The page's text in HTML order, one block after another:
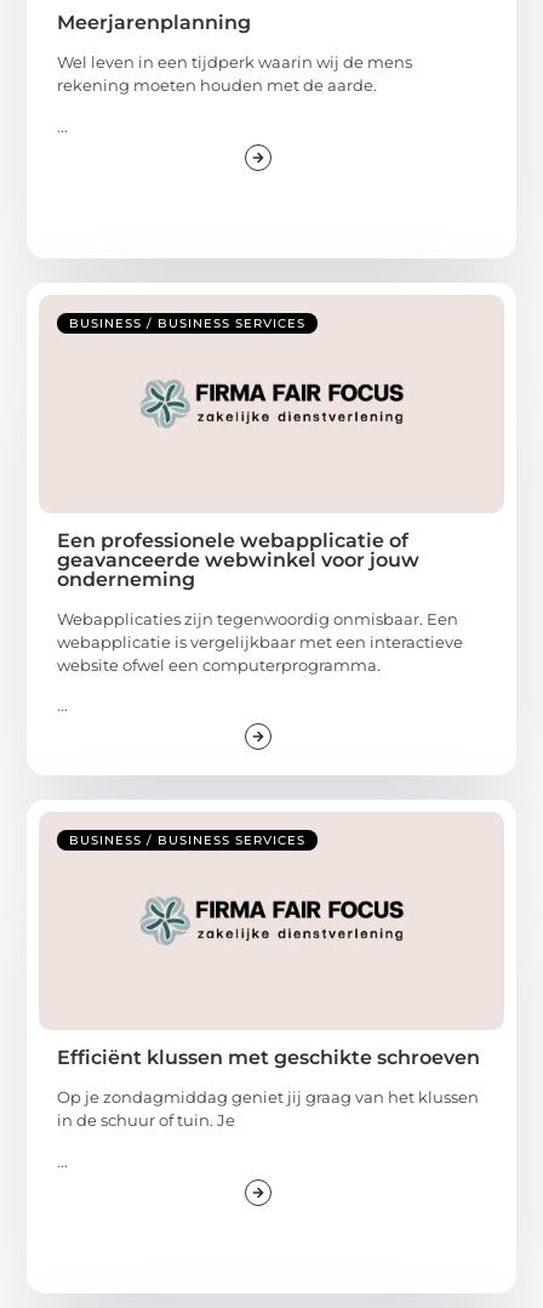
Meerjarenplanning
Wel leven in een tijdperk waarin wij de mens
rekening moeten houden met de aarde.
...
BUSINESS / BUSINESS SERVICES
Een professionele webapplicatie of
geavanceerde webwinkel voor jouw
onderneming
Webapplicaties zijn tegenwoordig onmisbaar. Een
webapplicatie is vergelijkbaar met een interactieve
website ofwel een computerprogramma.
...
BUSINESS / BUSINESS SERVICES
Efficiënt klussen met geschikte schroeven
Op je zondagmiddag geniet jij graag van het klussen
in de schuur of tuin. Je
...